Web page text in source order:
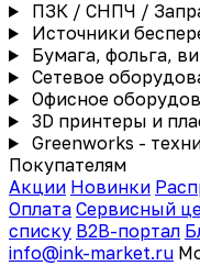
ПЗК / СНПЧ /
Источники
Бумага, фольга,
Сетевое
Офисное
3D принтеры и
Greenworks -
Покупателям
Акции Новинки
Оплата Сервисный
списку B2B-портал
info@ink-market.ru